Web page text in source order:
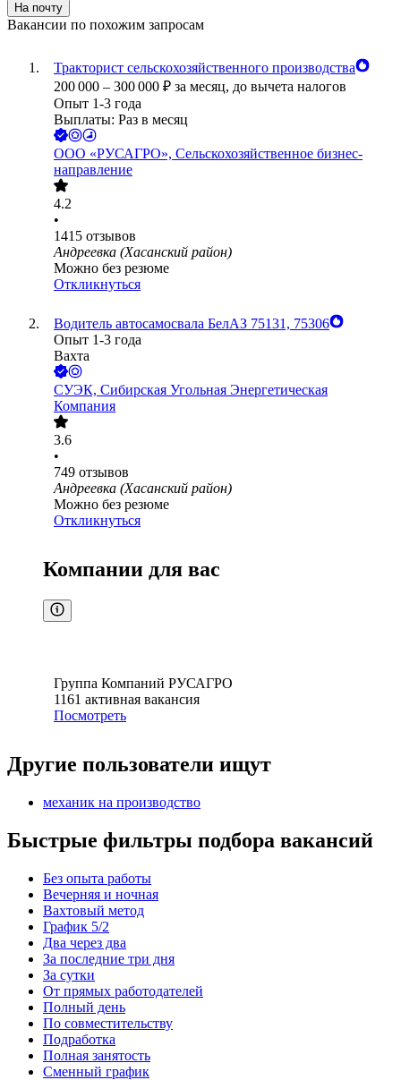
На почту
Вакансии по похожим запросам
Тракторист сельскохозяйственного производства
200 000 – 300 000 ₽ за месяц, до вычета налогов
Опыт 1-3 года
Выплаты: Раз в месяц
ООО «РУСАГРО», Сельскохозяйственное бизнес-
направление
4.2
•
1415 отзывов
Андреевка (Хасанский район)
Можно без резюме
Откликнуться
Водитель автосамосвала БелАЗ 75131, 75306
Опыт 1-3 года
Вахта
СУЭК, Сибирская Угольная Энергетическая
Компания
3.6
•
749 отзывов
Андреевка (Хасанский район)
Можно без резюме
Откликнуться
Компании для вас
Группа Компаний РУСАГРО
1161 активная вакансия
Посмотреть
Другие пользователи ищут
механик на производство
Быстрые фильтры подбора вакансий
Без опыта работы
Вечерняя и ночная
Вахтовый метод
График 5/2
Два через два
За последние три дня
За сутки
От прямых работодателей
Полный день
По совместительству
Подработка
Полная занятость
Сменный график